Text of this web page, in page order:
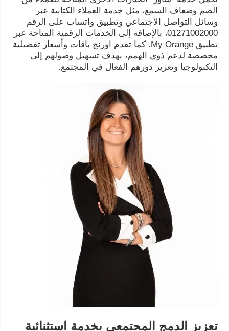
الصم وضعاف السمع، مثل خدمة العملاء الكتابية عبر
وسائل التواصل الاجتماعي وتطبيق واتساب على الرقم
01271002000، بالإضافة إلى الخدمات الرقمية المتاحة عبر
تطبيق My Orange. كما تقدم اورنچ باقات وأسعار تفضيلية
مخصصة لدعم ذوي الهمم، بهدف تسهيل وصولهم إلى
التكنولوجيا وتعزيز دورهم الفعال في المجتمع.
تعزيز الدمج المجتمعي بخدمة استثنائية